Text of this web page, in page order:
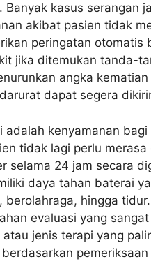
Banyak kasus serangan
akibat pasien tidak
peringatan otomatis
jika ditemukan tanda-
angka
dapat segera
adalah kenyamanan
tidak lagi perlu
selama 24 jam secara
daya tahan baterai
berolahraga, hingga
evaluasi yang
jenis terapi yang